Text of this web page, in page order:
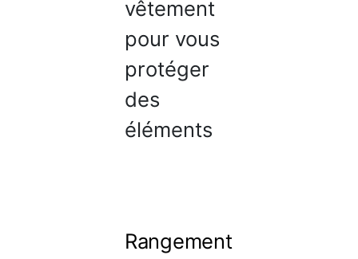
vêtement
pour vous
protéger
des
éléments
Rangement